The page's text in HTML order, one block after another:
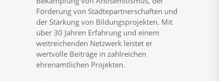
Förderung von Städtepartnerschaften und
der Stärkung von Bildungsprojekten. Mit
über 30 Jahren Erfahrung und einem
weitreichenden Netzwerk leistet er
wertvolle Beiträge in zahlreichen
ehrenamtlichen Projekten.